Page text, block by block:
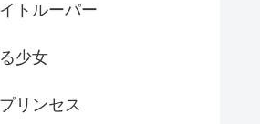
トルーパー
少女
リンセス